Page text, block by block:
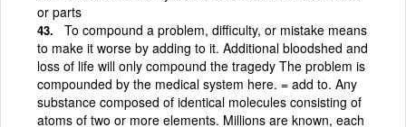
or parts
To compound a problem, difficulty, or mistake means
to make it worse by adding to it. Additional bloodshed and
loss of life will only compound the tragedy The problem is
compounded by the medical system here. = add to. Any
substance composed of identical molecules consisting of
atoms of two or more elements. Millions are known, each